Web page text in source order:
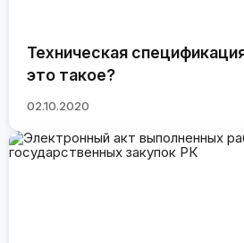
Техническая
это такое?
02.10.2020